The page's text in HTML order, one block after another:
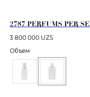
2787 PERFUMS PER SE
3 800 000 UZS
Объем